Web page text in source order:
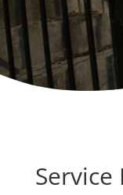
Service